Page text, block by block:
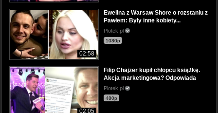
02:58
Ewelina z Warsaw Shore o rozstaniu z
Pawłem: Były inne kobiety...
Plotek.pl
1080p
02:05
Filip Chajzer kupił chłopcu książkę.
Akcja marketingowa? Odpowiada
Plotek.pl
480p